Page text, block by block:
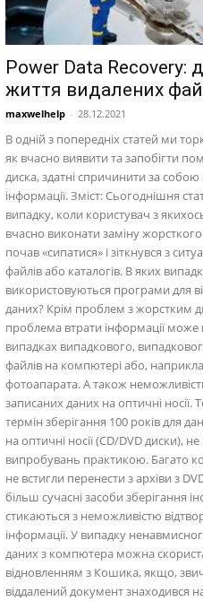
Power Data Recovery:
життя видалених
maxwelhelp - 28.12.2021
В одній з попередніх статей ми
як вчасно виявити та запобігти
диска, здатні спричинити за собою
інформації. Зміст: Сьогоднішня
випадку, коли користувач з
вчасно виконати заміну
почав «сипатися» і зіткнувся з
файлів або каталогів. В яких
використовуються програми для
даних? Крім проблем з жорстким
проблема втрати інформації може
випадках випадкового,
файлів на компютері або,
фотоапарата. А також
записаних даних на оптичні носії.
термін зберігання 100 років для
на оптичні носії (CD/DVD диски),
випробувань практикою. Багато
не встигли перенести з архіви з
більш сучасні засоби зберігання
стикаються з неможливістю
інформації. У випадку
даних з компютера можна
відновленням з Кошика, якщо,
віддалений документ знаходився